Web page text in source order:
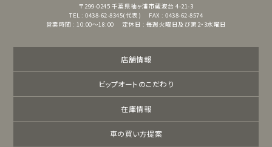
〒299-0245 千葉県袖ヶ浦市蔵波台 4-21-3
TEL : 0438-62-8345(代表)
FAX : 0438-62-8574
営業時間 : 10:00～18:00
定休日 : 毎週火曜日及び第2・3水曜日
店舗情報
ビップオートのこだわり
在庫情報
車の買い方提案